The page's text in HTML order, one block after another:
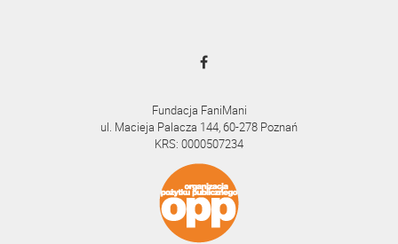
Fundacja FaniMani
ul. Macieja Palacza 144, 60-278 Poznań
KRS: 0000507234